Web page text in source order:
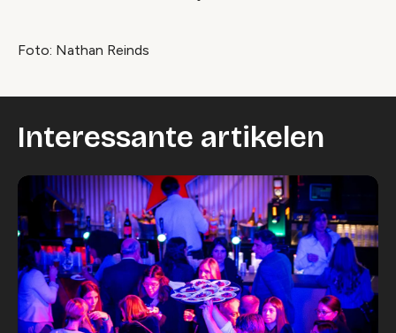
Foto: Nathan Reinds
Interessante artikelen